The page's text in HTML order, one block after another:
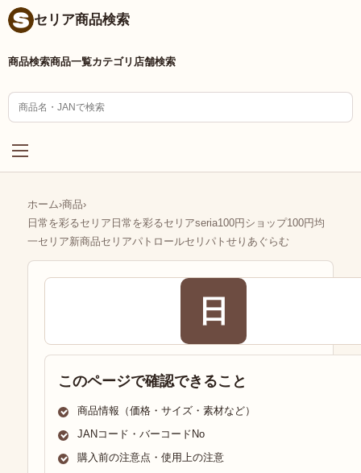
セリア商品検索
商品検索商品一覧カテゴリ 店舗検索
ホーム›商品›
日常を彩るセリア日常を彩るセリアseria100円ショップ100円均
一セリア新商品セリアパトロールセリパトせりあぐらむ
日
このページで確認できること
商品情報（価格・サイズ・素材など）
JANコード・バーコードNo
購入前の注意点・使用上の注意